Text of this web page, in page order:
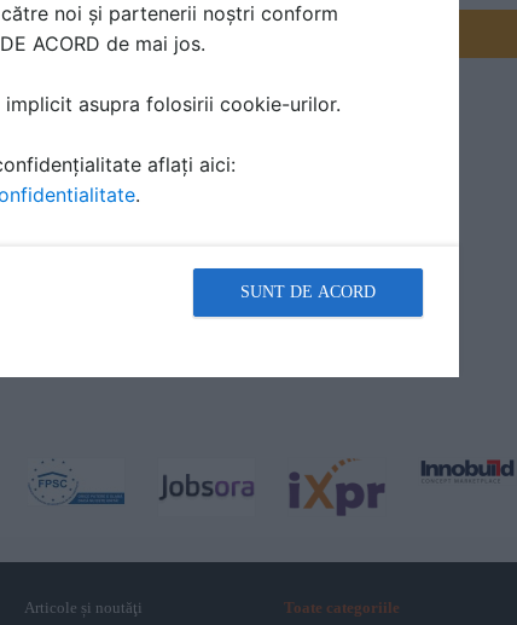
Articole și noutăţi Toate categoriile
noi și partenerii noștri conform
ACORD de mai jos.
asupra folosirii cookie-urilor.
aflați aici:
.
SUNT DE ACORD